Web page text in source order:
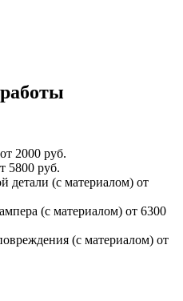
2000 руб.
5800 руб.
детали (с материалом) от
(с материалом) от 6300
(с материалом) от